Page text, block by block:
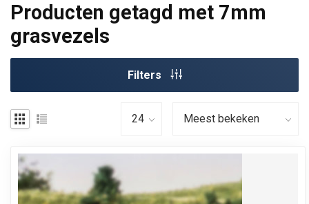
Producten getagd met 7mm
grasvezels
Filters